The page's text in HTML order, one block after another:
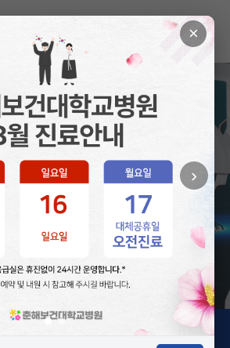
×
›
·관절 센터
& JOINT CENTER
자세히 보기